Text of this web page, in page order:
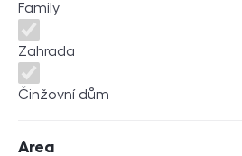
Family
Zahrada
Činžovní dům
Area